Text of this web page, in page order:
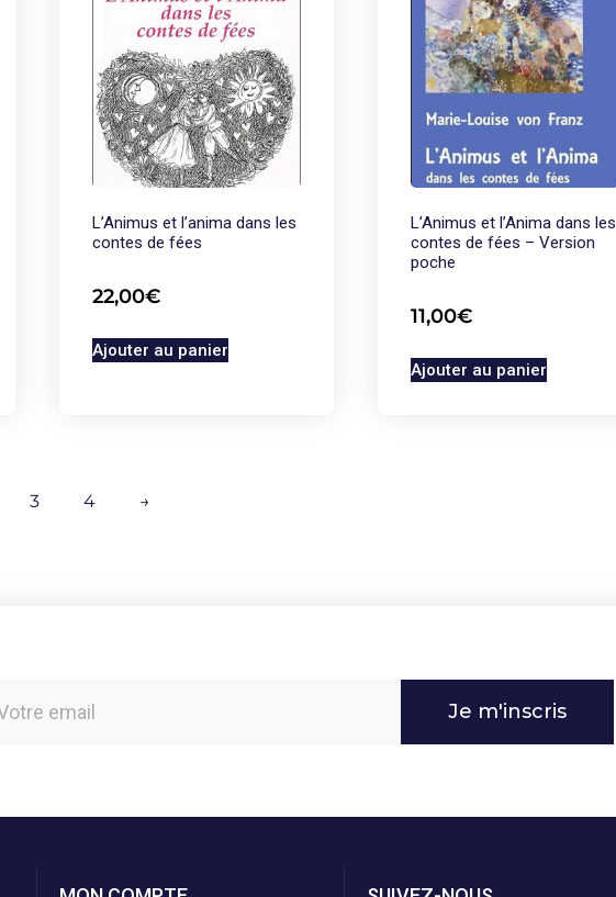
L’Animus et l’anima dans les
contes de fées
22,00€
Ajouter au panier
L’Animus et l’Anima dans les
contes de fées – Version
poche
11,00€
Ajouter au panier
3 4 →
Je m'inscris